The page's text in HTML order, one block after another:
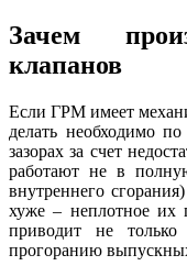
Зачем
клапанов
Если ГРМ имеет
делать необходимо
зазорах за счет
работают не в
внутреннего
хуже – неплотное их
приводит не
прогоранию